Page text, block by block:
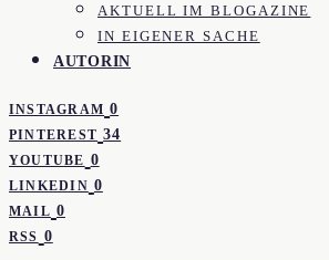
AKTUELL IM BLOGAZINE
IN EIGENER SACHE
AUTORIN
INSTAGRAM 0
PINTEREST 34
YOUTUBE 0
LINKEDIN 0
MAIL 0
RSS 0